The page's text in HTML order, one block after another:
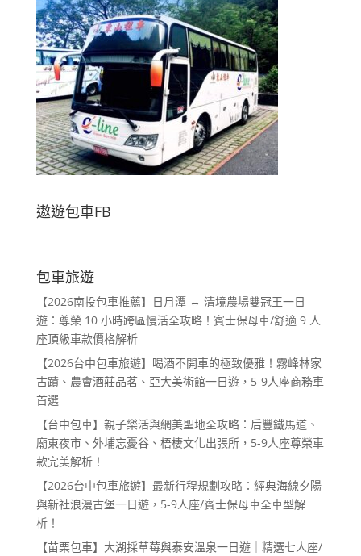
遨遊包車FB
包車旅遊
【2026南投包車推薦】日月潭 ↔ 清境農場雙冠王一日
遊：尊榮 10 小時跨區慢活全攻略！賓士保母車/舒適 9 人
座頂級車款價格解析
【2026台中包車旅遊】喝酒不開車的極致優雅！霧峰林家
古蹟、農會酒莊品茗、亞大美術館一日遊，5-9人座商務車
首選
【台中包車】親子樂活與網美聖地全攻略：后豐鐵馬道、
廟東夜市、外埔忘憂谷、梧棲文化出張所，5-9人座尊榮車
款完美解析！
【2026台中包車旅遊】最新行程規劃攻略：經典海線夕陽
與新社浪漫古堡一日遊，5-9人座/賓士保母車全車型解
析！
【苗栗包車】大湖採草莓與泰安溫泉一日遊｜精選七人座/